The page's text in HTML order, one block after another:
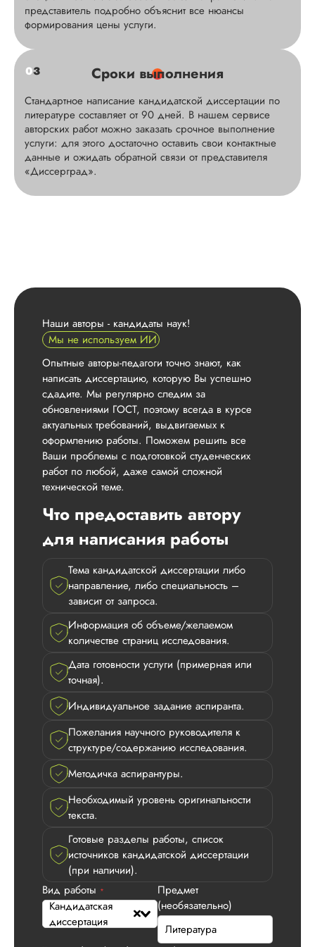
представитель подробно объяснит все нюансы
формирования цены услуги.
03 Сроки выполнения
Стандартное написание кандидатской диссертации по
литературе составляет от 90 дней. В нашем сервисе
авторских работ можно заказать срочное выполнение
услуги: для этого достаточно оставить свои контактные
данные и ожидать обратной связи от представителя
«Диссерград».
Наши авторы - кандидаты наук!
Мы не используем ИИ
Опытные авторы-педагоги точно знают, как
написать диссертацию, которую Вы успешно
сдадите. Мы регулярно следим за
обновлениями ГОСТ, поэтому всегда в курсе
актуальных требований, выдвигаемых к
оформлению работы. Поможем решить все
Ваши проблемы с подготовкой студенческих
работ по любой, даже самой сложной
технической теме.
Что предоставить автору
для написания работы
Тема кандидатской диссертации либо
направление, либо специальность –
зависит от запроса.
Информация об объеме/желаемом
количестве страниц исследования.
Дата готовности услуги (примерная или
точная).
Индивидуальное задание аспиранта.
Пожелания научного руководителя к
структуре/содержанию исследования.
Методичка аспирантуры.
Необходимый уровень оригинальности
текста.
Готовые разделы работы, список
источников кандидатской диссертации
(при наличии).
Вид работы *
Кандидатская
диссертация
Предмет
(необязательно)диссертация
2026-05-11